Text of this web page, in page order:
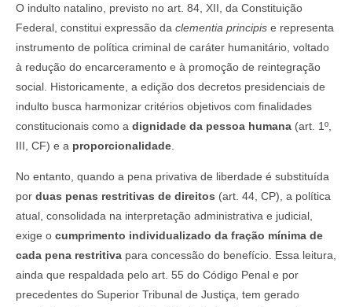
O indulto natalino, previsto no art. 84, XII, da Constituição
Federal, constitui expressão da clementia principis e representa
instrumento de política criminal de caráter humanitário, voltado
à redução do encarceramento e à promoção de reintegração
social. Historicamente, a edição dos decretos presidenciais de
indulto busca harmonizar critérios objetivos com finalidades
constitucionais como a dignidade da pessoa humana (art. 1º,
III, CF) e a proporcionalidade
No entanto, quando a pena privativa de liberdade é substituída
por duas penas restritivas de direitos (art. 44, CP), a política
atual, consolidada na interpretação administrativa e judicial,
exige o cumprimento individualizado da fração mínima de
cada pena restritiva para concessão do benefício. Essa leitura,
ainda que respaldada pelo art. 55 do Código Penal e por
precedentes do Superior Tribunal de Justiça, tem gerado